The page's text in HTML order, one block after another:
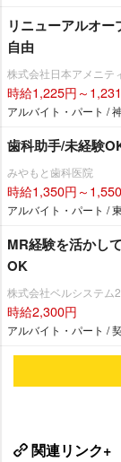
リニューアルオ
自由
株式会社日本アメニテ
時給1,225円～
アルバイト・パート /
歯科助手/未経験
みやもと歯科医院
時給1,350円～
アルバイト・パート /
MR経験を活かし
OK
株式会社ベルシステム
時給2,300円
アルバイト・パート /
関連リンク+